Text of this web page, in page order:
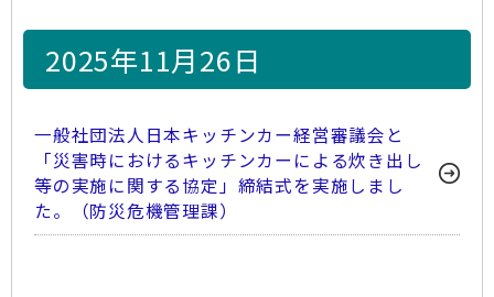
2025年11月26日
一般社団法人日本キッチンカー経営審議会と
「災害時におけるキッチンカーによる炊き出し
等の実施に関する協定」締結式を実施しまし
た。（防災危機管理課）